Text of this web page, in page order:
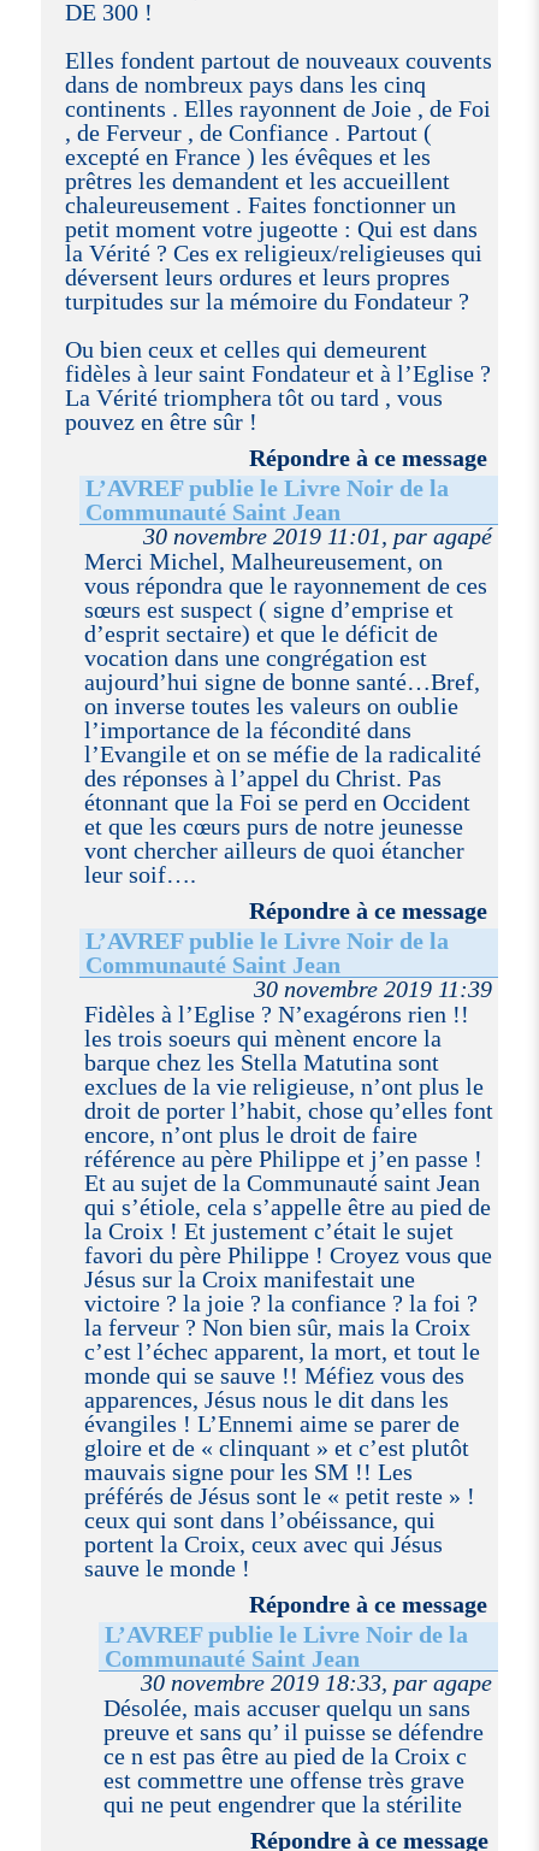
DE 300 !
Elles fondent partout de nouveaux couvents
dans de nombreux pays dans les cinq
continents . Elles rayonnent de Joie , de Foi
, de Ferveur , de Confiance . Partout (
excepté en France ) les évêques et les
prêtres les demandent et les accueillent
chaleureusement . Faites fonctionner un
petit moment votre jugeotte : Qui est dans
la Vérité ? Ces ex religieux/religieuses qui
déversent leurs ordures et leurs propres
turpitudes sur la mémoire du Fondateur ?
Ou bien ceux et celles qui demeurent
fidèles à leur saint Fondateur et à l’Eglise ?
La Vérité triomphera tôt ou tard , vous
pouvez en être sûr !
Répondre à ce message
L’AVREF publie le Livre Noir de la
Communauté Saint Jean
30 novembre 2019 11:01, par agapé
Merci Michel, Malheureusement, on
vous répondra que le rayonnement de ces
sœurs est suspect ( signe d’emprise et
d’esprit sectaire) et que le déficit de
vocation dans une congrégation est
aujourd’hui signe de bonne santé…Bref,
on inverse toutes les valeurs on oublie
l’importance de la fécondité dans
l’Evangile et on se méfie de la radicalité
des réponses à l’appel du Christ. Pas
étonnant que la Foi se perd en Occident
et que les cœurs purs de notre jeunesse
vont chercher ailleurs de quoi étancher
leur soif….
Répondre à ce message
L’AVREF publie le Livre Noir de la
Communauté Saint Jean
30 novembre 2019 11:39
Fidèles à l’Eglise ? N’exagérons rien !!
les trois soeurs qui mènent encore la
barque chez les Stella Matutina sont
exclues de la vie religieuse, n’ont plus le
droit de porter l’habit, chose qu’elles font
encore, n’ont plus le droit de faire
référence au père Philippe et j’en passe !
Et au sujet de la Communauté saint Jean
qui s’étiole, cela s’appelle être au pied de
la Croix ! Et justement c’était le sujet
favori du père Philippe ! Croyez vous que
Jésus sur la Croix manifestait une
victoire ? la joie ? la confiance ? la foi ?
la ferveur ? Non bien sûr, mais la Croix
c’est l’échec apparent, la mort, et tout le
monde qui se sauve !! Méfiez vous des
apparences, Jésus nous le dit dans les
évangiles ! L’Ennemi aime se parer de
gloire et de « clinquant » et c’est plutôt
mauvais signe pour les SM !! Les
préférés de Jésus sont le « petit reste » !
ceux qui sont dans l’obéissance, qui
portent la Croix, ceux avec qui Jésus
sauve le monde !
Répondre à ce message
L’AVREF publie le Livre Noir de la
Communauté Saint Jean
30 novembre 2019 18:33, par agape
Désolée, mais accuser quelqu un sans
preuve et sans qu’ il puisse se défendre
ce n est pas être au pied de la Croix c
est commettre une offense très grave
qui ne peut engendrer que la stérilite
Répondre à ce message